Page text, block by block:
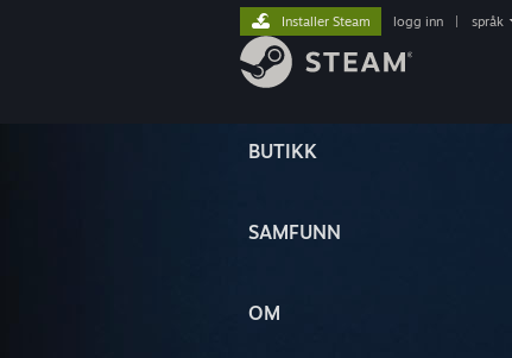
BUTIKK
SAMFUNN
OM
Installer Steam logg inn språk